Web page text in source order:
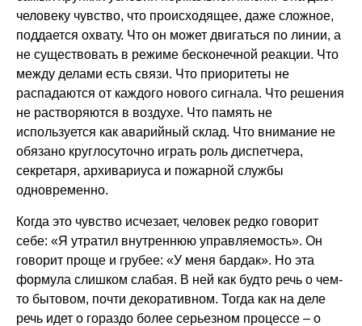
человеку чувство, что происходящее, даже сложное,
поддается охвату. Что он может двигаться по линии, а
не существовать в режиме бесконечной реакции. Что
между делами есть связи. Что приоритеты не
распадаются от каждого нового сигнала. Что решения
не растворяются в воздухе. Что память не
используется как аварийный склад. Что внимание не
обязано круглосуточно играть роль диспетчера,
секретаря, архивариуса и пожарной службы
одновременно.
Когда это чувство исчезает, человек редко говорит
себе: «Я утратил внутреннюю управляемость». Он
говорит проще и грубее: «У меня бардак». Но эта
формула слишком слабая. В ней как будто речь о чем-
то бытовом, почти декоративном. Тогда как на деле
речь идет о гораздо более серьезном процессе – о